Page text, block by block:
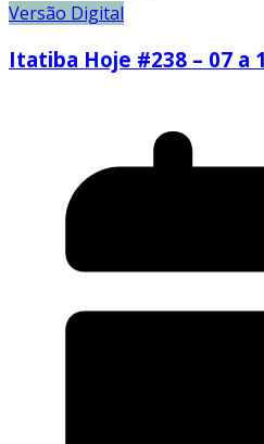
Versão Digital
Itatiba Hoje #238 – 07 a